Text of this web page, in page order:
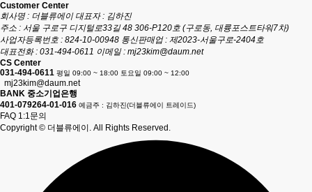
Customer Center
회사명 : 더블류에이 대표자 : 김하진
주소 : 서울 구로구 디지털로33길 48 306-P120호 (구로동, 대륭포스트타워7차)
사업자등록번호 : 824-10-00948 통신판매업 : 제2023-서울구로-2404호
대표전화 : 031-494-0611 이메일 : mj23kim@daum.net
CS Center
031-494-0611 평일 09:00 ~ 18:00 토요일 09:00 ~ 12:00
mj23kim@daum.net
BANK 중소기업은행
401-079264-01-016 예금주 : 김하진(더블류에이 트레이드)
FAQ 1:1문의
Copyright © 더블류에이. All Rights Reserved.